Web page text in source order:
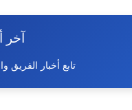
آخر
تابع أخبار الفريق